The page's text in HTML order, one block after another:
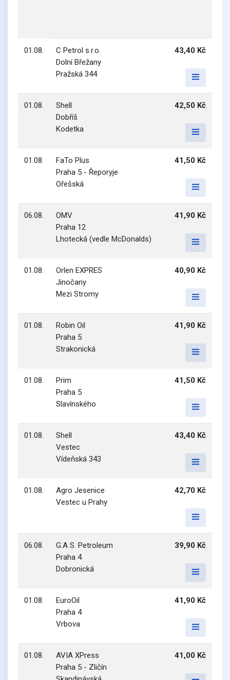
01.08.
C Petrol s.r.o.
Dolní Břežany
Pražská 344
43,40 Kč
01.08.
Shell
Dobříš
Kodetka
42,50 Kč
01.08.
FaTo Plus
Praha 5 - Řeporyje
Ořešská
41,50 Kč
06.08.
OMV
Praha 12
Lhotecká (vedle McDonalds)
41,90 Kč
01.08.
Orlen EXPRES
Jinočany
Mezi Stromy
40,90 Kč
01.08.
Robin Oil
Praha 5
Strakonická
41,90 Kč
01.08.
Prim
Praha 5
Slavínského
41,50 Kč
01.08.
Shell
Vestec
Vídeňská 343
43,40 Kč
01.08.
Agro Jesenice
Vestec u Prahy
42,70 Kč
06.08.
G.A S. Petroleum
Praha 4
Dobronická
39,90 Kč
01.08.
EuroOil
Praha 4
Vrbova
41,90 Kč
01.08.
AVIA XPress
Praha 5 - Zličín
41,00 Kč